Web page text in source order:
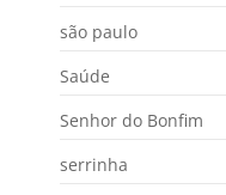
são paulo
Saúde
Senhor do Bonfim
serrinha